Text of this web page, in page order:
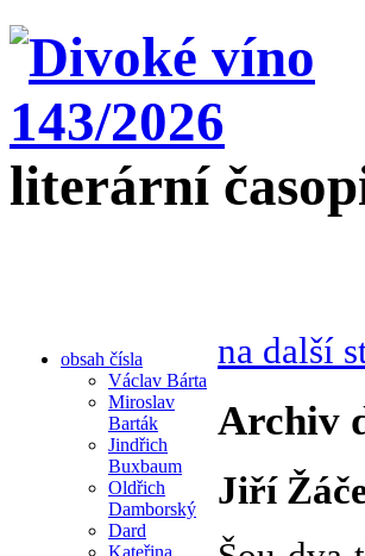
literární
obsah čísla
Václav Bárta
Miroslav
Barták
Jindřich
Buxbaum
Oldřich
Damborský
Dard
Kateřina
na další
Archiv
Jiří